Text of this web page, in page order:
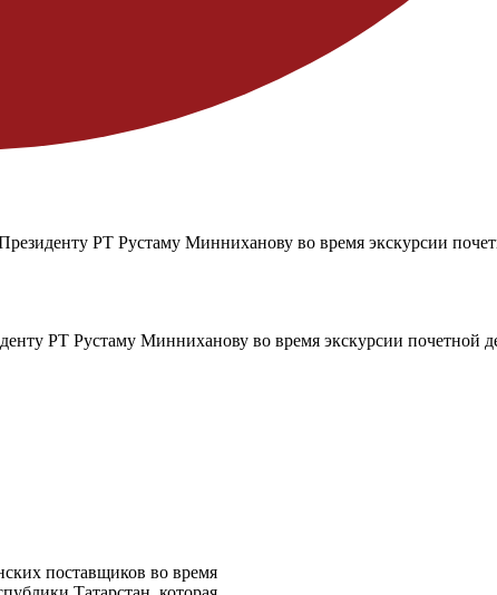
РТ Рустаму Минниханову во время экскурсии
РТ Рустаму Минниханову во время экскурсии почетной
поставщиков во время